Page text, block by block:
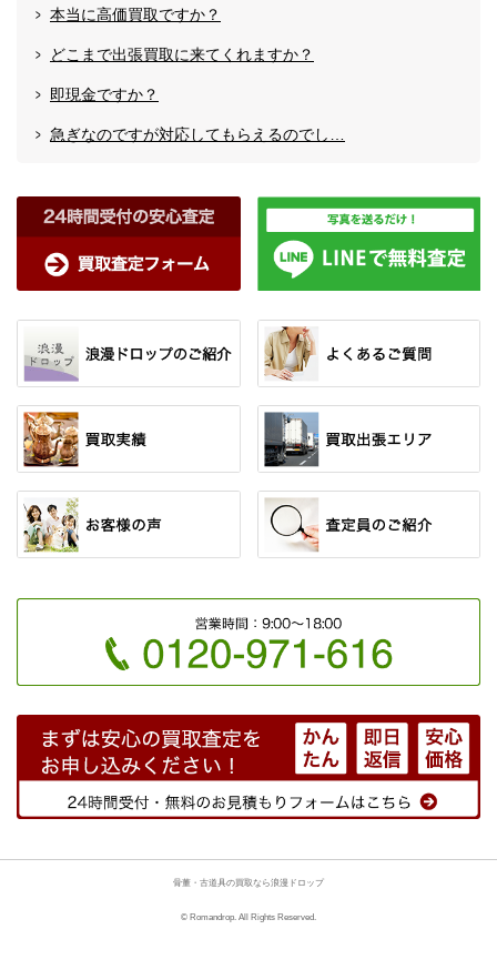
本当に高価買取ですか？
どこまで出張買取に来てくれますか？
即現金ですか？
急ぎなのですが対応してもらえるのでし…
骨董・古道具の買取なら浪漫ドロップ
© Romandrop. All Rights Reserved.